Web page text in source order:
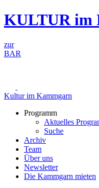
Zum
Inhalt
KULTUR im
zur
BAR
Kultur im Kammgarn
Programm
Aktuelles
Suche
Archiv
Team
Über uns
Newsletter
Die Kammgarn mieten